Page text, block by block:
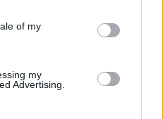
purposes in below Google
of my
my
Advertising.